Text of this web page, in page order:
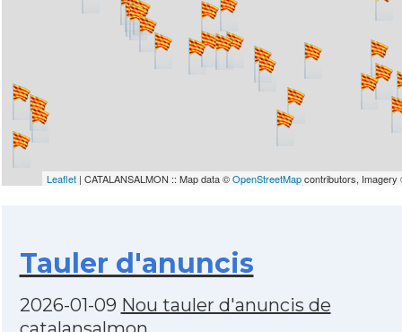
Leaflet | CATALANSALMON :: Map data ©OpenStreetMapcontributors,
Tauler d'anuncis
2026-01-09 Nou tauler d'anuncis de